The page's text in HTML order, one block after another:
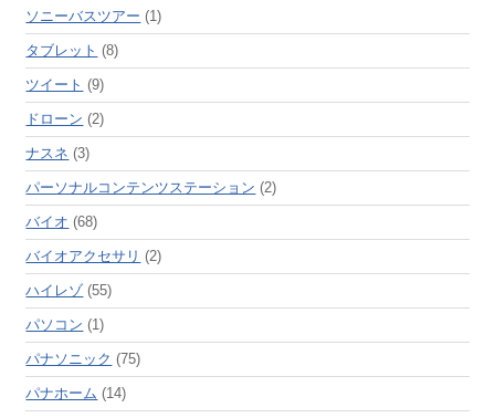
ソニーバスツアー (1)
タブレット (8)
ツイート (9)
ドローン (2)
ナスネ (3)
パーソナルコンテンツステーション (2)
バイオ (68)
バイオアクセサリ (2)
ハイレゾ(55)
パソコン (1)
パナソニック (75)
パナホーム (14)